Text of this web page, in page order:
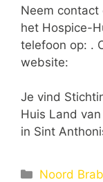
Neem contact
het Hospice-
telefoon op: .
website:
Je vind
Huis Land
in Sint
Noord